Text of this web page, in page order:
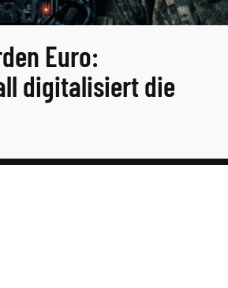
Euro:
digitalisiert die